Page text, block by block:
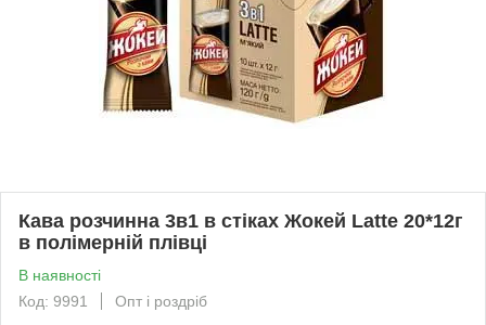
Кава розчинна 3в1 в стіках Жокей Latte 20*12г
в полімерній плівці
В наявності
Код: 9991
Опт і роздріб